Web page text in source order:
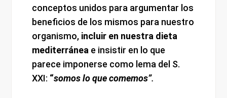
conceptos unidos para argumentar los
beneficios de los mismos para nuestro
organismo, incluir en nuestra dieta
mediterránea e insistir en lo que
parece imponerse como lema del S.
XXI: “somos lo que comemos”.